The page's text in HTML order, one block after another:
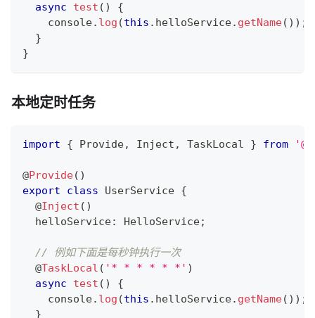
async
test ( )
{
console. log (this . helloService. getName( ) ) ;
}
}
本地定时任务
import { Provide, Inject , TaskLocal } from
@Provide( )
export
class UserService {
@Inject ( )
  helloService
: HelloService;
// 例如下面是每秒钟执行一次
@TaskLocal ( '* * * * * *' )
async
test ( )
{
console. log (this . helloService. getName( ) ) ;
}